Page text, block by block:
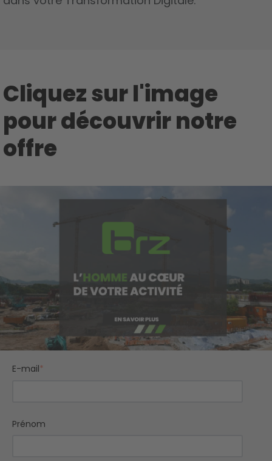
Cliquez sur l'image
pour découvrir notre
offre
E-mail*
Prénom